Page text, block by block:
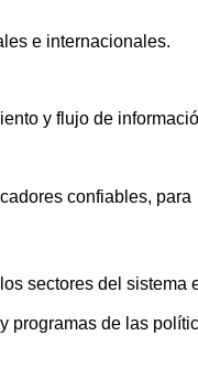
e internacionales.
y flujo de
confiables,
sectores del sistema
programas de las